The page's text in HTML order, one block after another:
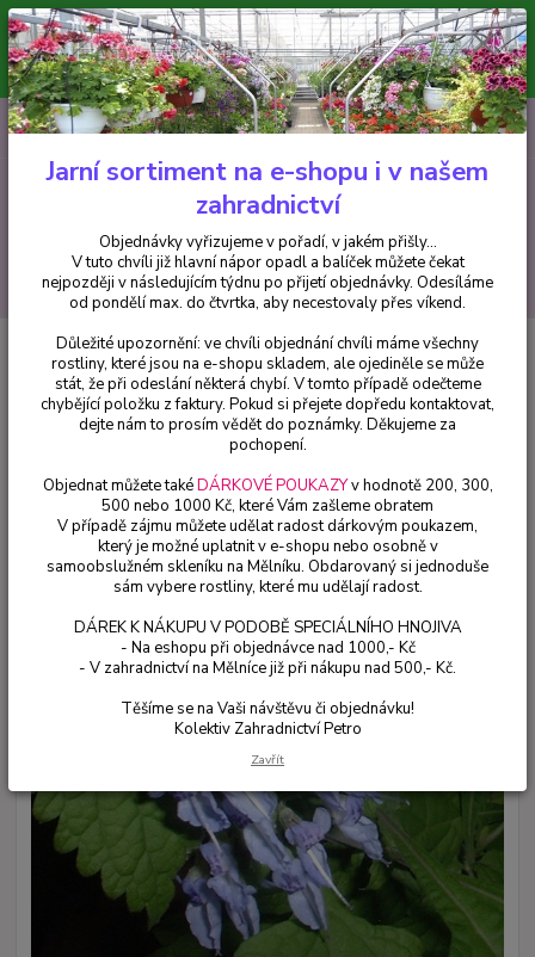
Minimální hodnota pro odeslání z e-shopu je 300 Kč.
V tuto chvíli již hlavní nápor objednávek opadl a balíček můžete čekat
nejpozději v následujícím týdnu po přijetí objednávky. Objednávky
vyřizujeme v pořadí, v jakém přišly...
CZK
Hledat
+420 602 223 614 0ks
za0 Kč
Bylinky a léčivky Dong-Ling-Coa - Isodon rubescens - 1 ks
Dong-Ling-Coa - Isodon
rubescens - 1 ks
Jarní sortiment na e-shopu i v našem
zahradnictví
Objednávky vyřizujeme v pořadí, v jakém přišly...
V tuto chvíli již hlavní nápor opadl a balíček můžete čekat
nejpozději v následujícím týdnu po přijetí objednávky. Odesíláme
od pondělí max. do čtvrtka, aby necestovaly přes víkend.
Důležité upozornění: ve chvíli objednání chvíli máme všechny
rostliny, které jsou na e-shopu skladem, ale ojediněle se může
stát, že při odeslání některá chybí. V tomto případě odečteme
chybějící položku z faktury. Pokud si přejete dopředu kontaktovat,
dejte nám to prosím vědět do poznámky. Děkujeme za
pochopení.
Objednat můžete takéDÁRKOVÉ POUKAZYv hodnotě 200, 300,
500 nebo 1000 Kč, které Vám zašleme obratem
V případě zájmu můžete udělat radost dárkovým poukazem,
který je možné uplatnit v e-shopu nebo osobně v
samoobslužném skleníku na Mělníku. Obdarovaný si jednoduše
sám vybere rostliny, které mu udělají radost.
DÁREK K NÁKUPU V PODOBĚ SPECIÁLNÍHO HNOJIVA
- Na eshopu při objednávce nad 1000,- Kč
- V zahradnictví na Mělníce již při nákupu nad 500,- Kč.
Těšíme se na Vaši návštěvu či objednávku!
Kolektiv Zahradnictví Petro
Zavřít